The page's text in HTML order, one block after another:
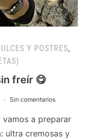
Y POSTRES,
freír 😋
Sin comentarios
a preparar
ultra cremosas y